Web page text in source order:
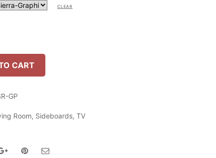
฿ 9,190.
CLEAR
CART
GP
Room, Sideboards, TV